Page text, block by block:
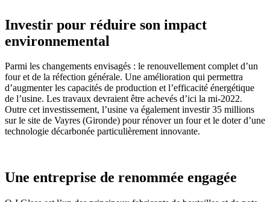
Investir pour réduire son impact
environnemental
Parmi les changements envisagés : le renouvellement complet d’un
four et de la réfection générale. Une amélioration qui permettra
d’augmenter les capacités de production et l’efficacité énergétique
de l’usine. Les travaux devraient être achevés d’ici la mi-2022.
Outre cet investissement, l’usine va également investir 35 millions
sur le site de Vayres (Gironde) pour rénover un four et le doter d’une
technologie décarbonée particulièrement innovante.
Une entreprise de renommée engagée